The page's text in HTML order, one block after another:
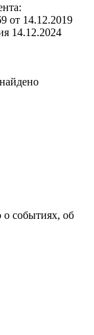
от 14.12.2019
14.12.2024
событиях, об